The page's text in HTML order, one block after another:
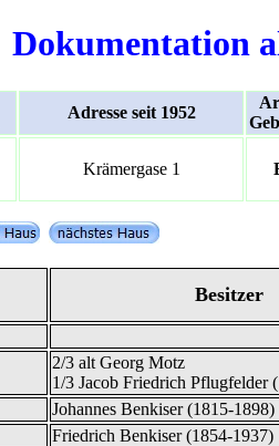
Dokumentation
Adresse seit 1952
Krämergase 1
Besitzer
2/3 alt Georg Motz
1/3 Jacob Friedrich Pflugfelder
Johannes Benkiser (1815-1898)
Friedrich Benkiser (1854-1937)